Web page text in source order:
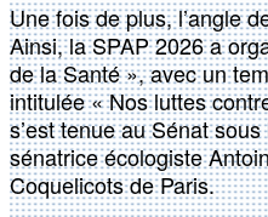
Une fois de plus, l’angle
Ainsi, la SPAP 2026 a
de la Santé », avec un
intitulée « Nos luttes
s’est tenue au Sénat
sénatrice écologiste
Coquelicots de Paris.